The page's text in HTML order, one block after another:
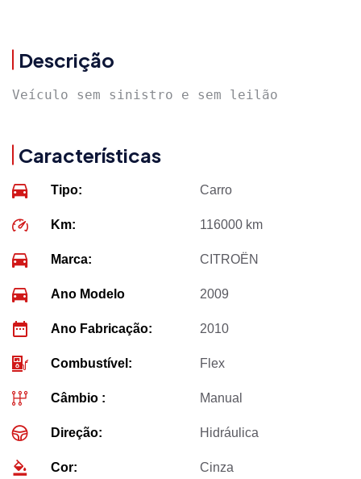
Descrição
Veículo sem sinistro e sem leilão
Características
Tipo: Carro
Km: 116000 km
Marca: CITROËN
Ano Modelo 2009
Ano Fabricação: 2010
Combustível: Flex
Câmbio : Manual
Direção: Hidráulica
Cor: Cinza